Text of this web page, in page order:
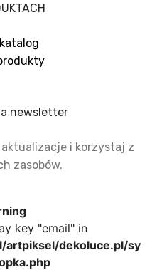
newsletter
i korzystaj z
zasobów.
key "email" in
artpiksel/dekoluce.pl/sy